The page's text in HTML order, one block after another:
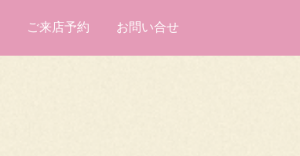
ご来店予約 お問い合せ